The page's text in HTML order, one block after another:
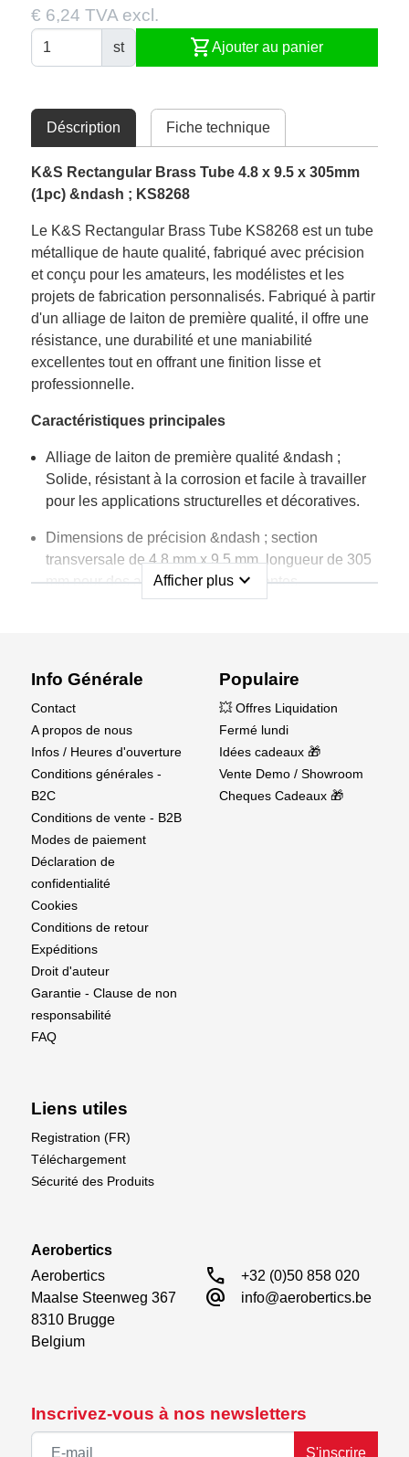
€ 6,24 TVA excl.
st shopping_cartAjouter au panier
Déscription Fiche technique
K&S Rectangular Brass Tube 4.8 x 9.5 x 305mm
(1pc) &ndash ; KS8268
Le K&S Rectangular Brass Tube KS8268 est un tube
métallique de haute qualité, fabriqué avec précision
et conçu pour les amateurs, les modélistes et les
projets de fabrication personnalisés. Fabriqué à partir
d'un alliage de laiton de première qualité, il offre une
résistance, une durabilité et une maniabilité
excellentes tout en offrant une finition lisse et
professionnelle.
Caractéristiques principales
Alliage de laiton de première qualité &ndash ;
Solide, résistant à la corrosion et facile à travailler
pour les applications structurelles et décoratives.
Dimensions de précision &ndash ; section
transversale de 4,8 mm x 9,5 mm, longueur de 305
mm pour des applications polyvalentes.
Finition de surface lisse &ndash ; fournit des
résultats propres et professionnels pour les
modèles, les prototypes et les constructions
Applications polyvalentes &ndash ; Idéal pour la
modélisation à l'échelle, les projets de construction
à la pièce, les composants mécaniques et la
métallurgie artistique.
Trusted K&S Quality
précision et sa constance. Le tube rectangulaire en
les professionnels.
précision, durabilité et qualité sur lesquelles vous
pouvez compter.
La qualité K&S est reconnue dans le monde entier.
Afficher plus expand_more
Inscrivez-vous à nos newsletters
S'inscrire
Info Générale
Contact
A propos de nous
Infos / Heures d'ouverture
Conditions générales -
B2C
Conditions de vente - B2B
Modes de paiement
Déclaration de
confidentialité
Cookies
Conditions de retour
Expéditions
Droit d'auteur
Garantie - Clause de non
responsabilité
FAQ
Populaire
💥 Offres Liquidation
Fermé lundi
Idées cadeaux 🎁
Vente Demo / Showroom
Cheques Cadeaux 🎁
Liens utiles
Registration (FR)
Téléchargement
Sécurité des Produits
Aerobertics
Aerobertics
Maalse Steenweg 367
8310 Brugge
Belgium
call +32 (0)50 858 020
alternate_email info@aerobertics.be